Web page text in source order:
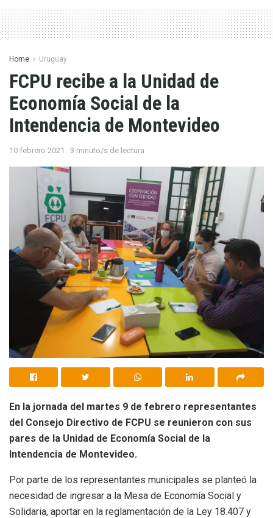
Home Uruguay
FCPU recibe a la Unidad de
Economía Social de la
Intendencia de Montevideo
10 febrero 2021 3 minuto/s de lectura
En la jornada del martes 9 de febrero representantes
del Consejo Directivo de FCPU se reunieron con sus
pares de la Unidad de Economía Social de la
Intendencia de Montevideo.
Por parte de los representantes municipales se planteó la
necesidad de ingresar a la Mesa de Economía Social y
Solidaria, aportar en la reglamentación de la Ley 18.407 y